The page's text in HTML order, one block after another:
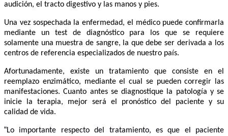
audición, el tracto digestivo y las manos y pies.
Una vez sospechada la enfermedad, el médico puede confirmarla
mediante un test de diagnóstico para los que se requiere
solamente una muestra de sangre, la que debe ser derivada a los
centros de referencia especializados de nuestro país.
Afortunadamente, existe un tratamiento que consiste en el
reemplazo enzimático, mediante el cual se pueden corregir las
manifestaciones. Cuanto antes se diagnostique la patología y se
inicie la terapia, mejor será el pronóstico del paciente y su
calidad de vida.
“Lo importante respecto del tratamiento, es que el paciente